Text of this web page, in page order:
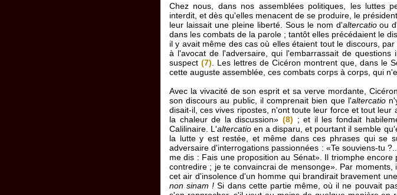
Chez nous, dans nos assemblées politiques, les luttes
interdit, et dès qu'elles menacent de se produire, le
leur laissait une pleine liberté. Sous le nom d'altercatioou
dans les combats de la parole ; tantôt elles précédaient le
il y avait même des cas où elles étaient tout le discours,
à l'avocat de l'adversaire, qui l'embarrassait de
suspect (7) . Les lettres de Cicéron montrent que, dans le
cette auguste assemblée, ces combats corps à corps, qui
Avec la vivacité de son esprit et sa verve mordante,
son discours au public, il comprenait bien que l'altercatio
disait-il, ces vives ripostes, n'ont toute leur force et tout
la chaleur de la discussion» (8) ; et il les fondait
Calilinaire. L'altercatio en a disparu, et pourtant il semble
la lutte y est restée, et même dans ces phrases qui se
adversaire d'interrogations passionnées : «Te souviens-tu
me dis : Fais une proposition au Sénat». Il triomphe
contredire ; je te convaincrai de mensonge». Par
cet air d'insolence d'un homme qui brandirait bravement
non sinam ! Si dans cette partie même, où il ne pouvait